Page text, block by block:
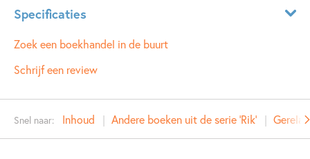
Liesbet Slegers
Specificaties
ISBN: 9789002280849
NUR:
Prijs: 14
99
Zoek een boekhandel in de buurt
Schrijf een review
Snel naar: Inhoud Andere boeken uit de serie 'Rik'